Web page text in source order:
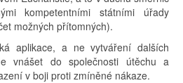
kompetentními státními úřady
možných přítomných).
aplikace, a ne vytváření dalších
vnášet do společnosti útěchu a
v boji proti zmíněné nákaze.